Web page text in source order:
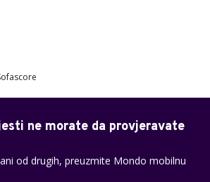
ne morate da provjeravate
od drugih, preuzmite Mondo mobilnu